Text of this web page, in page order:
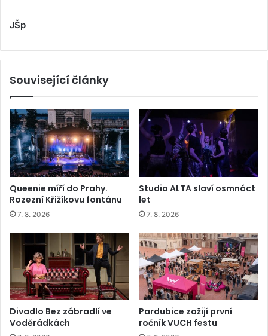
JŠp
Související články
Queenie míří do Prahy.
Rozezní Křižíkovu fontánu
7. 8. 2026
Studio ALTA slaví osmnáct
let
7. 8. 2026
Divadlo Bez zábradlí ve
Voděrádkách
Pardubice zažijí první
ročník VUCH festu